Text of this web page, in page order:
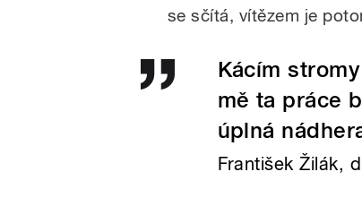
se sčítá, vítězem je
Kácím
mě ta práce
úplná
František Žilák,